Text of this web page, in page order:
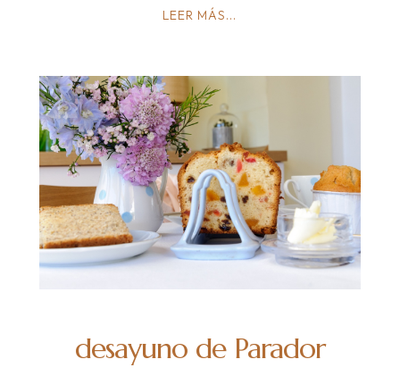
LEER MÁS...
desayuno de Parador